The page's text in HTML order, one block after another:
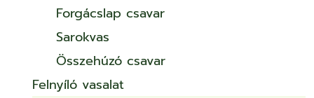
Forgácslap csavar
Sarokvas
Összehúzó csavar
Felnyíló vasalat